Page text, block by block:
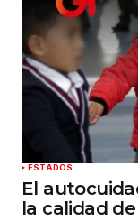
ESTADOS
El
la calidad